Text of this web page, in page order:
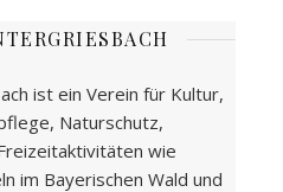
ist ein Verein für Kultur,
Naturschutz,
wie
im Bayerischen Wald und